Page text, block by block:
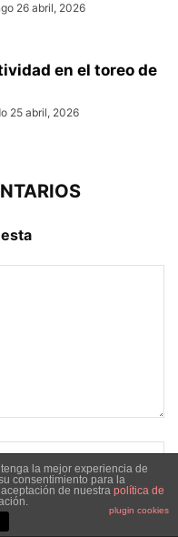
26 abril, 2026
en el toreo de
25 abril, 2026
la mejor experiencia de
consentimiento para la
de nuestra política de
plugin cookies